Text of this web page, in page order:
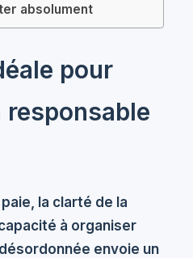
absolument
pour
la clarté de la
à organiser
envoie un